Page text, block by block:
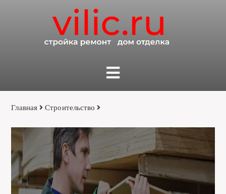
Главная Строительство